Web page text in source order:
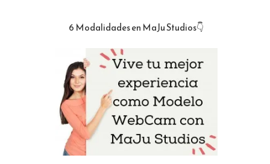
6 Modalidades en MaJu Studios👇